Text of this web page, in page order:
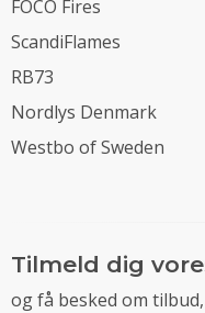
FOCO Fires
ScandiFlames
RB73
Nordlys Denmark
Westbo of Sweden
Tilmeld dig
og få besked om